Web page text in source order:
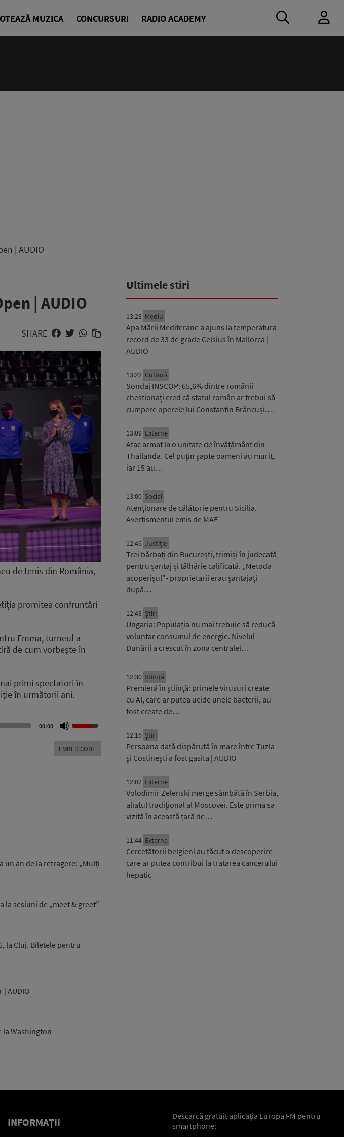
MUZICA CONCURSURI RADIO ACADEMY
| AUDIO
| AUDIO
SHARE
de tenis din România,
promitea confruntări
Emma, turneul a
de cum vorbește în
primi spectatori în
în următorii ani.
00:00
Up/Down
keys
EMBED CODE
un an de la retragere: „Mulți
sesiuni de „meet & greet”
la Cluj. Biletele pentru
AUDIO
Washington
Ultimele stiri
13:23 Mediu
Apa Mării Mediterane a ajuns la temperatura
record de 33 de grade Celsius în Mallorca |
AUDIO
13:22 Cultură
Sondaj INSCOP: 65,6% dintre românii
chestionați cred că statul român ar trebui să
cumpere operele lui Constantin Brâncuși.…
13:09 Externe
Atac armat la o unitate de învățământ din
Thailanda. Cel puțin șapte oameni au murit,
iar 15 au…
13:00 Social
Atenţionare de călătorie pentru Sicilia.
Avertismentul emis de MAE
12:46 Justiție
Trei bărbați din București, trimiși în judecată
pentru șantaj și tâlhărie calificată. „Metoda
acoperișul”- proprietarii erau șantajați
după…
12:43 Știri
Ungaria: Populația nu mai trebuie să reducă
voluntar consumul de energie. Nivelul
Dunării a crescut în zona centralei…
12:30 Știinţă
Premieră în știință: primele virusuri create
cu AI, care ar putea ucide unele bacterii, au
fost create de…
12:16 Știri
Persoana dată dispărută în mare între Tuzla
și Costinești a fost gasita | AUDIO
12:02 Externe
Volodimir Zelenski merge sâmbătă în Serbia,
aliatul tradițional al Moscovei. Este prima sa
vizită în această țară de…
11:44 Externe
Cercetătorii belgieni au făcut o descoperire
care ar putea contribui la tratarea cancerului
hepatic
INFORMAŢII
Descarcă gratuit aplicaţia Europa FM pentru
smartphone: